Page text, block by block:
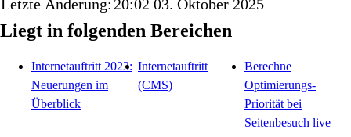
Letzte Änderung: 20:02 03. Oktober 2025
Liegt in folgenden Bereichen
Internetauftritt 2023:
Neuerungen im
Überblick
Internetauftritt
(CMS)
Berechne
Optimierungs-
Priorität bei
Seitenbesuch live